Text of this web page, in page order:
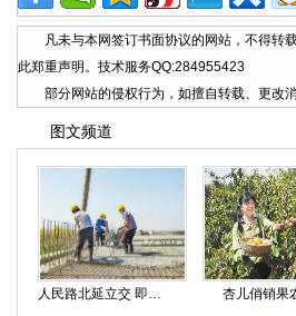
凡未与本网签订书面协议的网站，不得转载
此郑重声明。技术服务QQ:284955423
部分网站的侵权行为，如擅自转载、更改消
图文频道
人民路北延立交 即将半幅合龙 杏儿俏销果